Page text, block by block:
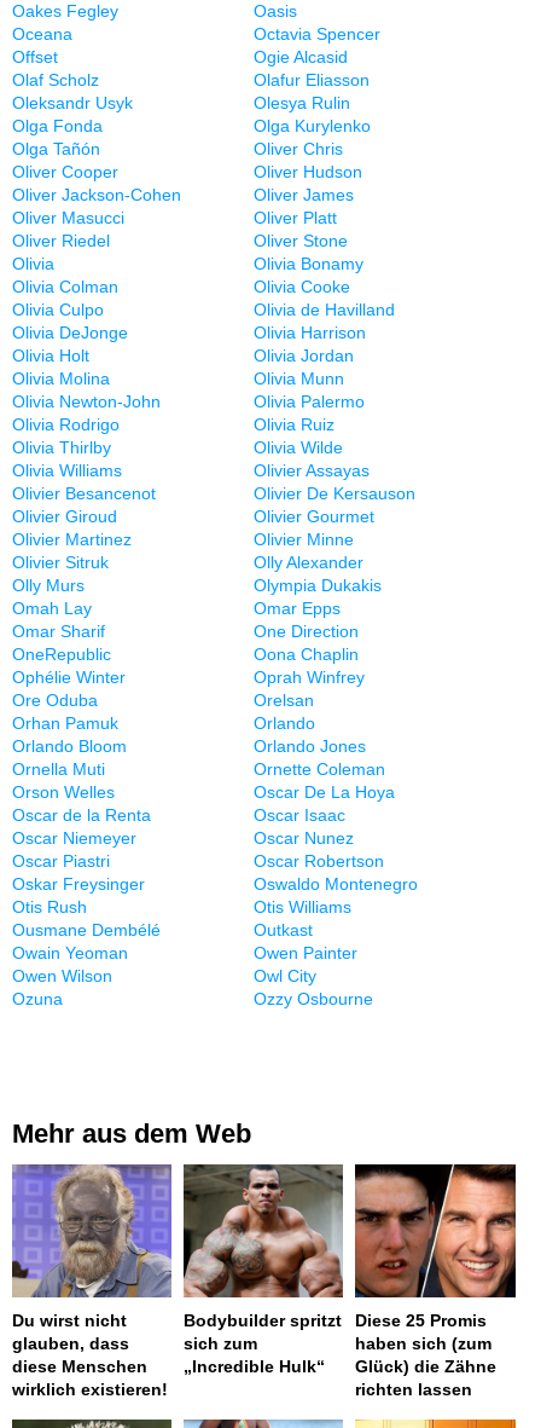
Oakes Fegley
Oasis
Oceana
Octavia Spencer
Offset
Ogie Alcasid
Olaf Scholz
Olafur Eliasson
Oleksandr Usyk
Olesya Rulin
Olga Fonda
Olga Kurylenko
Olga Tañón
Oliver Chris
Oliver Cooper
Oliver Hudson
Oliver Jackson-Cohen
Oliver James
Oliver Masucci
Oliver Platt
Oliver Riedel
Oliver Stone
Olivia
Olivia Bonamy
Olivia Colman
Olivia Cooke
Olivia Culpo
Olivia de Havilland
Olivia DeJonge
Olivia Harrison
Olivia Holt
Olivia Jordan
Olivia Molina
Olivia Munn
Olivia Newton-John
Olivia Palermo
Olivia Rodrigo
Olivia Ruiz
Olivia Thirlby
Olivia Wilde
Olivia Williams
Olivier Assayas
Olivier Besancenot
Olivier De Kersauson
Olivier Giroud
Olivier Gourmet
Olivier Martinez
Olivier Minne
Olivier Sitruk
Olly Alexander
Olly Murs
Olympia Dukakis
Omah Lay
Omar Epps
Omar Sharif
One Direction
OneRepublic
Oona Chaplin
Ophélie Winter
Oprah Winfrey
Ore Oduba
Orelsan
Orhan Pamuk
Orlando
Orlando Bloom
Orlando Jones
Ornella Muti
Ornette Coleman
Orson Welles
Oscar De La Hoya
Oscar de la Renta
Oscar Isaac
Oscar Niemeyer
Oscar Nunez
Oscar Piastri
Oscar Robertson
Oskar Freysinger
Oswaldo Montenegro
Otis Rush
Otis Williams
Ousmane Dembélé
Outkast
Owain Yeoman
Owen Painter
Owen Wilson
Owl City
Ozuna
Ozzy Osbourne
Mehr aus dem Web
Du wirst nicht
glauben, dass
diese Menschen
wirklich existieren!
Bodybuilder spritzt
sich zum
„Incredible Hulk“
Diese 25 Promis
haben sich (zum
Glück) die Zähne
richten lassen